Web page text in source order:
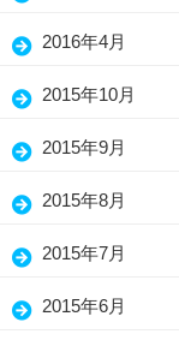
2016年4月
2015年10月
2015年9月
2015年8月
2015年7月
2015年6月